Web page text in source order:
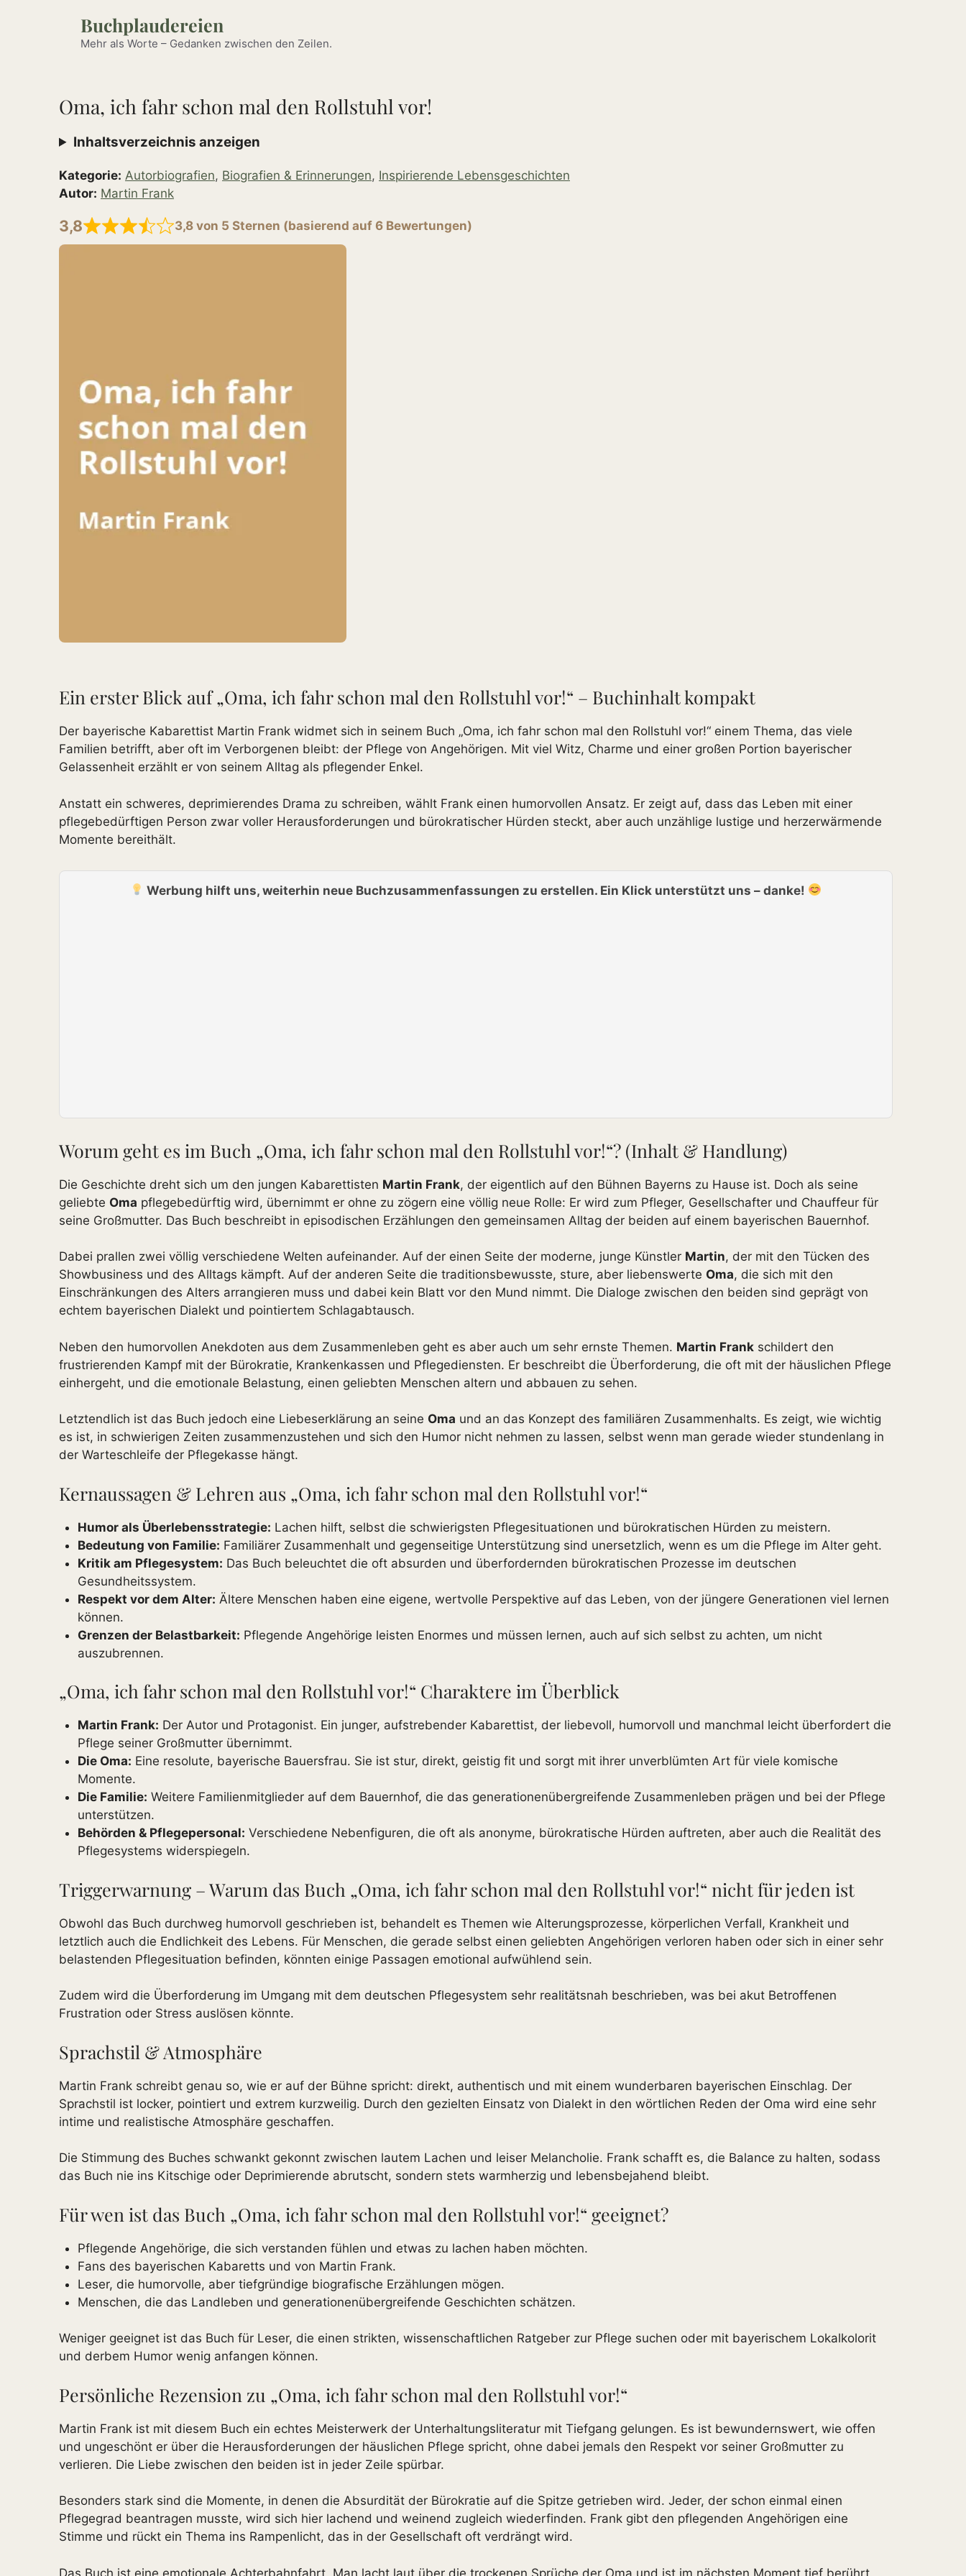
Buchplaudereien
Mehr als Worte – Gedanken zwischen den Zeilen.
Oma, ich fahr schon mal den Rollstuhl vor!
Inhaltsverzeichnis anzeigen
Kategorie: Autorbiografien, Biografien & Erinnerungen, Inspirierende Lebensgeschichten
Autor: Martin Frank
3,8 3,8 von 5 Sternen (basierend auf 6 Bewertungen)
Ein erster Blick auf „Oma, ich fahr schon mal den Rollstuhl vor!“ – Buchinhalt kompakt
Der bayerische Kabarettist Martin Frank widmet sich in seinem Buch „Oma, ich fahr schon mal den Rollstuhl vor!“ einem Thema, das viele
Familien betrifft, aber oft im Verborgenen bleibt: der Pflege von Angehörigen. Mit viel Witz, Charme und einer großen Portion bayerischer
Gelassenheit erzählt er von seinem Alltag als pflegender Enkel.
Anstatt ein schweres, deprimierendes Drama zu schreiben, wählt Frank einen humorvollen Ansatz. Er zeigt auf, dass das Leben mit einer
pflegebedürftigen Person zwar voller Herausforderungen und bürokratischer Hürden steckt, aber auch unzählige lustige und herzerwärmende
Momente bereithält.
Werbung hilft uns, weiterhin neue Buchzusammenfassungen zu erstellen. Ein Klick unterstützt uns – danke!
Worum geht es im Buch „Oma, ich fahr schon mal den Rollstuhl vor!“? (Inhalt & Handlung)
Die Geschichte dreht sich um den jungen Kabarettisten Martin Frank, der eigentlich auf den Bühnen Bayerns zu Hause ist. Doch als seine
geliebte Oma pflegebedürftig wird, übernimmt er ohne zu zögern eine völlig neue Rolle: Er wird zum Pfleger, Gesellschafter und Chauffeur für
seine Großmutter. Das Buch beschreibt in episodischen Erzählungen den gemeinsamen Alltag der beiden auf einem bayerischen Bauernhof.
Dabei prallen zwei völlig verschiedene Welten aufeinander. Auf der einen Seite der moderne, junge Künstler Martin, der mit den Tücken des
Showbusiness und des Alltags kämpft. Auf der anderen Seite die traditionsbewusste, sture, aber liebenswerte Oma, die sich mit den
Einschränkungen des Alters arrangieren muss und dabei kein Blatt vor den Mund nimmt. Die Dialoge zwischen den beiden sind geprägt von
echtem bayerischen Dialekt und pointiertem Schlagabtausch.
Neben den humorvollen Anekdoten aus dem Zusammenleben geht es aber auch um sehr ernste Themen. Martin Frank schildert den
frustrierenden Kampf mit der Bürokratie, Krankenkassen und Pflegediensten. Er beschreibt die Überforderung, die oft mit der häuslichen Pflege
einhergeht, und die emotionale Belastung, einen geliebten Menschen altern und abbauen zu sehen.
Letztendlich ist das Buch jedoch eine Liebeserklärung an seine Oma und an das Konzept des familiären Zusammenhalts. Es zeigt, wie wichtig
es ist, in schwierigen Zeiten zusammenzustehen und sich den Humor nicht nehmen zu lassen, selbst wenn man gerade wieder stundenlang in
der Warteschleife der Pflegekasse hängt.
Kernaussagen & Lehren aus „Oma, ich fahr schon mal den Rollstuhl vor!“
Humor als Überlebensstrategie: Lachen hilft, selbst die schwierigsten Pflegesituationen und bürokratischen Hürden zu meistern.
Bedeutung von Familie: Familiärer Zusammenhalt und gegenseitige Unterstützung sind unersetzlich, wenn es um die Pflege im Alter geht.
Kritik am Pflegesystem: Das Buch beleuchtet die oft absurden und überfordernden bürokratischen Prozesse im deutschen
Gesundheitssystem.
Respekt vor dem Alter: Ältere Menschen haben eine eigene, wertvolle Perspektive auf das Leben, von der jüngere Generationen viel lernen
können.
Grenzen der Belastbarkeit: Pflegende Angehörige leisten Enormes und müssen lernen, auch auf sich selbst zu achten, um nicht
auszubrennen.
„Oma, ich fahr schon mal den Rollstuhl vor!“ Charaktere im Überblick
Martin Frank: Der Autor und Protagonist. Ein junger, aufstrebender Kabarettist, der liebevoll, humorvoll und manchmal leicht überfordert die
Pflege seiner Großmutter übernimmt.
Die Oma: Eine resolute, bayerische Bauersfrau. Sie ist stur, direkt, geistig fit und sorgt mit ihrer unverblümten Art für viele komische
Momente.
Die Familie: Weitere Familienmitglieder auf dem Bauernhof, die das generationenübergreifende Zusammenleben prägen und bei der Pflege
unterstützen.
Behörden & Pflegepersonal: Verschiedene Nebenfiguren, die oft als anonyme, bürokratische Hürden auftreten, aber auch die Realität des
Pflegesystems widerspiegeln.
Triggerwarnung – Warum das Buch „Oma, ich fahr schon mal den Rollstuhl vor!“ nicht für jeden ist
Obwohl das Buch durchweg humorvoll geschrieben ist, behandelt es Themen wie Alterungsprozesse, körperlichen Verfall, Krankheit und
letztlich auch die Endlichkeit des Lebens. Für Menschen, die gerade selbst einen geliebten Angehörigen verloren haben oder sich in einer sehr
belastenden Pflegesituation befinden, könnten einige Passagen emotional aufwühlend sein.
Zudem wird die Überforderung im Umgang mit dem deutschen Pflegesystem sehr realitätsnah beschrieben, was bei akut Betroffenen
Frustration oder Stress auslösen könnte.
Sprachstil & Atmosphäre
Martin Frank schreibt genau so, wie er auf der Bühne spricht: direkt, authentisch und mit einem wunderbaren bayerischen Einschlag. Der
Sprachstil ist locker, pointiert und extrem kurzweilig. Durch den gezielten Einsatz von Dialekt in den wörtlichen Reden der Oma wird eine sehr
intime und realistische Atmosphäre geschaffen.
Die Stimmung des Buches schwankt gekonnt zwischen lautem Lachen und leiser Melancholie. Frank schafft es, die Balance zu halten, sodass
das Buch nie ins Kitschige oder Deprimierende abrutscht, sondern stets warmherzig und lebensbejahend bleibt.
Für wen ist das Buch „Oma, ich fahr schon mal den Rollstuhl vor!“ geeignet?
Pflegende Angehörige, die sich verstanden fühlen und etwas zu lachen haben möchten.
Fans des bayerischen Kabaretts und von Martin Frank.
Leser, die humorvolle, aber tiefgründige biografische Erzählungen mögen.
Menschen, die das Landleben und generationenübergreifende Geschichten schätzen.
Weniger geeignet ist das Buch für Leser, die einen strikten, wissenschaftlichen Ratgeber zur Pflege suchen oder mit bayerischem Lokalkolorit
und derbem Humor wenig anfangen können.
Persönliche Rezension zu „Oma, ich fahr schon mal den Rollstuhl vor!“
Martin Frank ist mit diesem Buch ein echtes Meisterwerk der Unterhaltungsliteratur mit Tiefgang gelungen. Es ist bewundernswert, wie offen
und ungeschönt er über die Herausforderungen der häuslichen Pflege spricht, ohne dabei jemals den Respekt vor seiner Großmutter zu
verlieren. Die Liebe zwischen den beiden ist in jeder Zeile spürbar.
Besonders stark sind die Momente, in denen die Absurdität der Bürokratie auf die Spitze getrieben wird. Jeder, der schon einmal einen
Pflegegrad beantragen musste, wird sich hier lachend und weinend zugleich wiederfinden. Frank gibt den pflegenden Angehörigen eine
Stimme und rückt ein Thema ins Rampenlicht, das in der Gesellschaft oft verdrängt wird.
Das Buch ist eine emotionale Achterbahnfahrt. Man lacht laut über die trockenen Sprüche der Oma und ist im nächsten Moment tief berührt